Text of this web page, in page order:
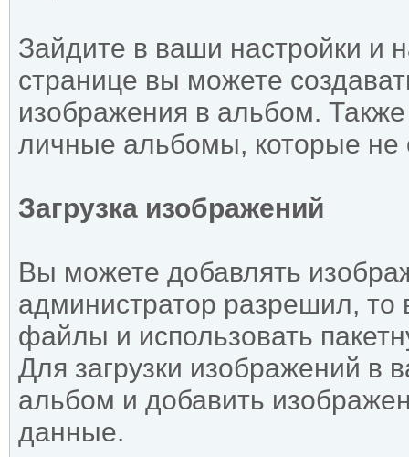
Зайдите в ваши настройки
странице вы можете
изображения в альбом.
личные альбомы, которые не
Загрузка изображений
Вы можете добавлять
администратор разрешил,
файлы и использовать
Для загрузки изображений
альбом и добавить
данные.